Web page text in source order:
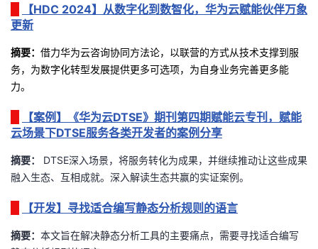
子
直
的
动
我
关
注
的
开
者
学
我
的
我
支
持
【HDC 2024】从数字化到数智化，华为云赋能伙伴万象
更新
摘要： 借力华为云咨询协同方法论，以联营的方式从技术支撑到服
务，为数字化转型发展提供更多可选项，为自身业务完善更多能
力。
【案例】《华为云DTSE》期刊第四期赋能云专刊，赋能
云场景下DTSE服务各类开发者的案例分享
摘要：
DTSE深入场景，将服务转化为成果，并继续推动让这些成果
融入生态、互相成就。深入解读生态共赢的实证案例。
【开发】寻找适合编写静态分析规则的语言
摘要： 本文旨在解决静态分析工具的主要痛点，需要寻找适合编写